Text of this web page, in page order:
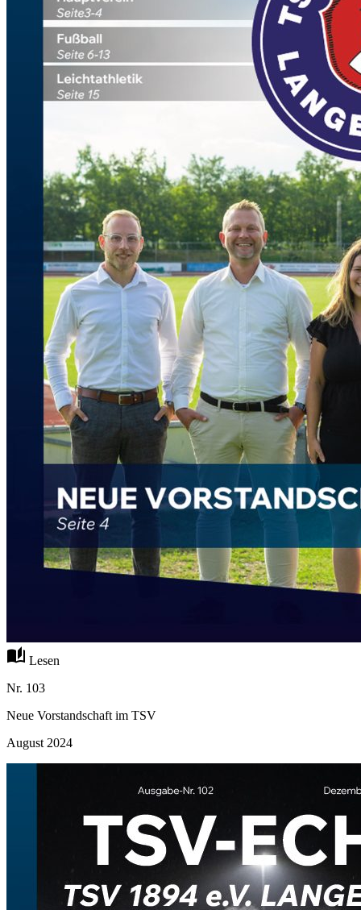
auto_stories Lesen
Nr. 103
Neue Vorstandschaft im TSV
August 2024